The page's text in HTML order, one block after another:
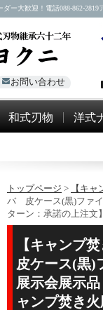
大歓迎！電話088-862-
お問い合わせ
和式刃物 洋式
トップページ > 【キャ
バ 皮ケース(黒)ファ
ターン：承諾の上注文】
【キャンプ
皮ケース(黒
展示会展示
ャンプ焚き